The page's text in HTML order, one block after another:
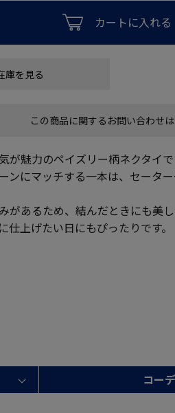
カートに入れる
庫を見る
この商品に関するお問い合わせ
が魅力のペイズリー柄ネクタイで
ンにマッチする一本は、セータ
があるため、結んだときにも美し
仕上げたい日にもぴったりです。
コー